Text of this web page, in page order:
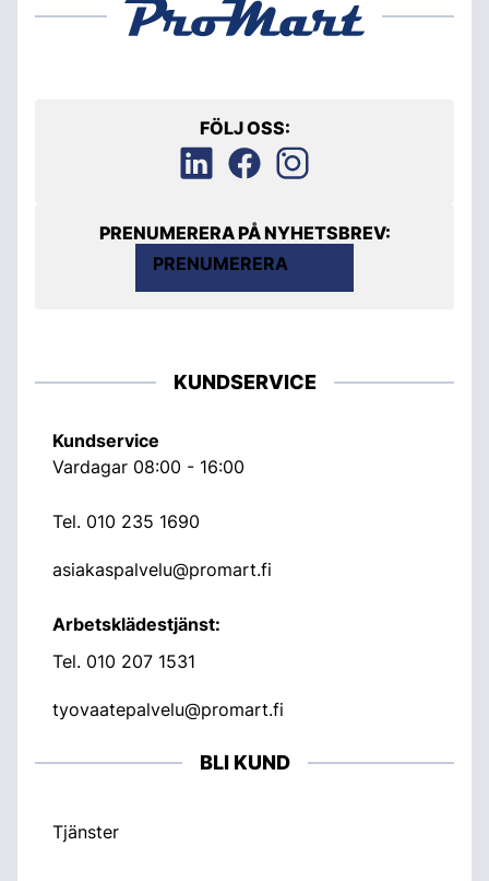
FÖLJ OSS:
PRENUMERERA PÅ NYHETSBREV:
PRENUMERERA
KUNDSERVICE
Kundservice
Vardagar 08:00 - 16:00
Tel. 010 235 1690
asiakaspalvelu@promart.fi
Arbetsklädestjänst:
Tel. 010 207 1531
tyovaatepalvelu@promart.fi
BLI KUND
Tjänster